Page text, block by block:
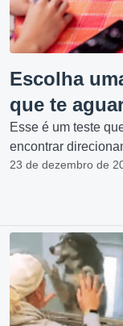
Escolha
que te
Esse é um teste
encontrar
23 de dezembro de